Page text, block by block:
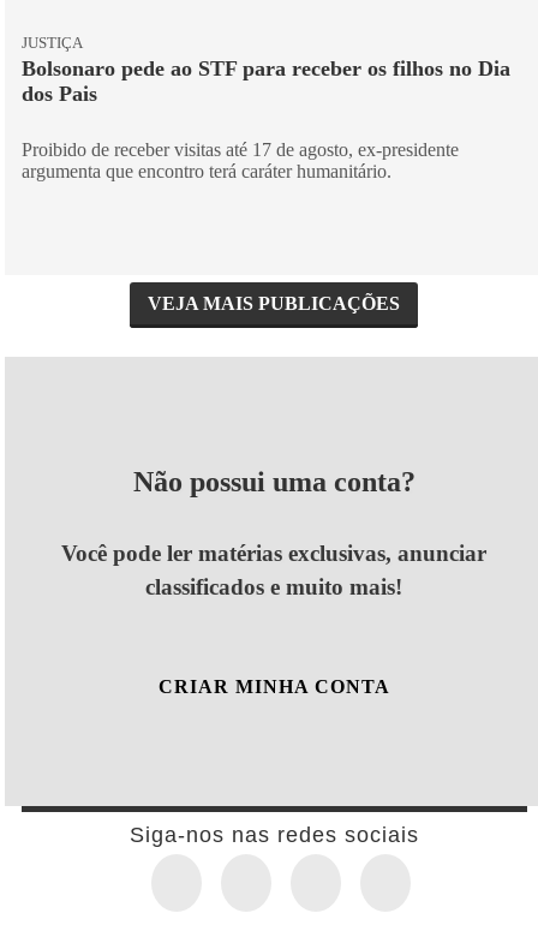
JUSTIÇA
Bolsonaro pede ao STF para receber os filhos no Dia
dos Pais
Proibido de receber visitas até 17 de agosto, ex-presidente
argumenta que encontro terá caráter humanitário.
VEJA MAIS PUBLICAÇÕES
Não possui uma conta?
Você pode ler matérias exclusivas, anunciar
classificados e muito mais!
CRIAR MINHA CONTA
Siga-nos nas redes sociais